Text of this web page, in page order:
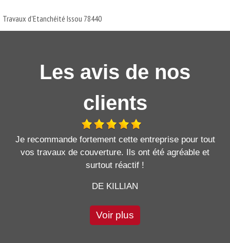
Travaux d'Etanchéité Issou 78440
Les avis de nos
clients
Je recommande fortement cette entreprise pour tout
vos travaux de couverture. Ils ont été agréable et
surtout réactif !
DE KILLIAN
Voir plus